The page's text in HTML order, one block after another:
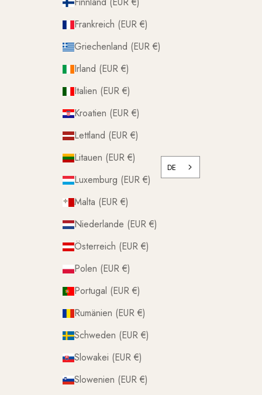
Frankreich (EUR €)
Griechenland (EUR €)
Irland (EUR €)
Italien (EUR €)
Kroatien (EUR €)
Lettland (EUR €)
Litauen (EUR €)
Luxemburg (EUR €)
Malta (EUR €)
Niederlande (EUR €)
Österreich (EUR €)
Polen (EUR €)
Portugal (EUR €)
Rumänien (EUR €)
Schweden (EUR €)
Slowakei (EUR €)
Slowenien (EUR €)
DE